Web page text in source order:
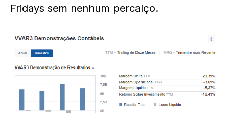
Fridays sem nenhum percalço.